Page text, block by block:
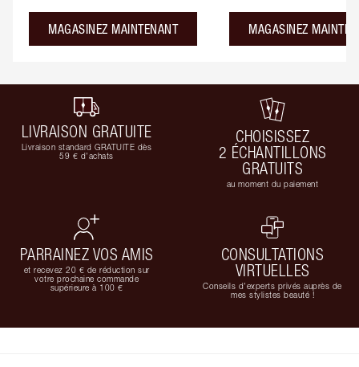
MAGASINEZ MAINTENANT MAGASINEZ
LIVRAISON GRATUITE
Livraison standard GRATUITE dès
59 € d'achats
CHOISISSEZ
2 ÉCHANTILLONS
GRATUITS
au moment du paiement
PARRAINEZ VOS AMIS
et recevez 20 € de réduction sur
votre prochaine commande
supérieure à 100 €
CONSULTATIONS
VIRTUELLES
Conseils d'experts privés auprès de
mes stylistes beauté !